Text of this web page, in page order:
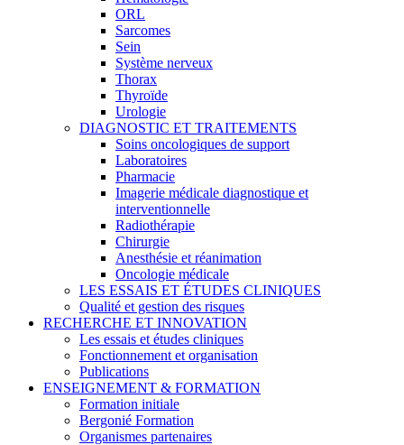
ORL
Sarcomes
Sein
Système nerveux
Thorax
Thyroïde
Urologie
DIAGNOSTIC ET TRAITEMENTS
Soins oncologiques de support
Laboratoires
Pharmacie
Imagerie médicale diagnostique et
interventionnelle
Radiothérapie
Chirurgie
Anesthésie et réanimation
Oncologie médicale
LES ESSAIS ET ÉTUDES CLINIQUES
Qualité et gestion des risques
RECHERCHE ET INNOVATION
Les essais et études cliniques
Fonctionnement et organisation
Publications
ENSEIGNEMENT & FORMATION
Formation initiale
Bergonié Formation
Organismes partenaires